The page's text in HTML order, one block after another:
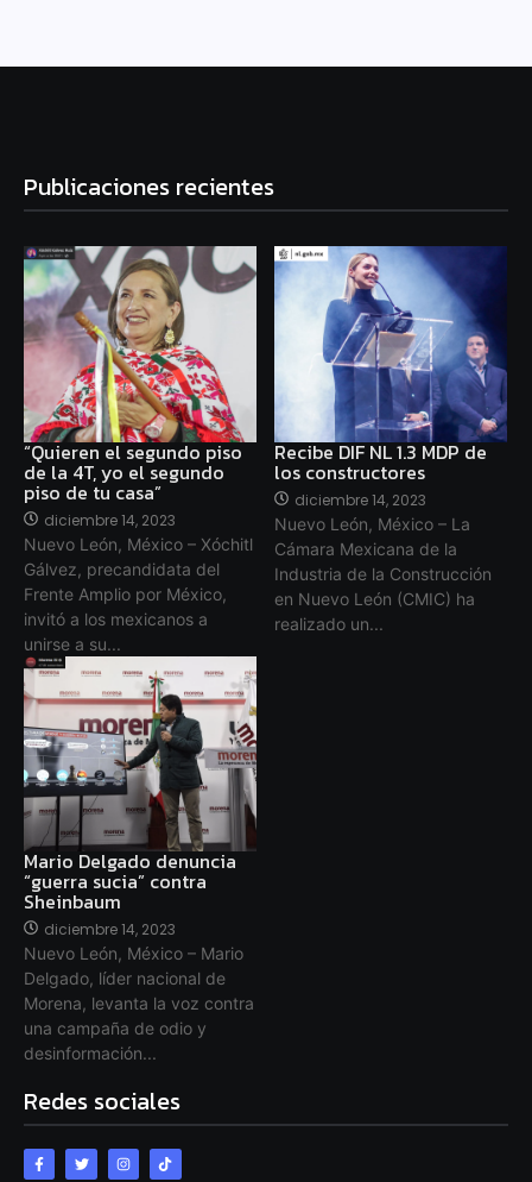
Publicaciones recientes
“Quieren el segundo piso
de la 4T, yo el segundo
piso de tu casa”
diciembre 14, 2023
Nuevo León, México – Xóchitl
Gálvez, precandidata del
Frente Amplio por México,
invitó a los mexicanos a
unirse a su...
Recibe DIF NL 1.3 MDP de
los constructores
diciembre 14, 2023
Nuevo León, México – La
Cámara Mexicana de la
Industria de la Construcción
en Nuevo León (CMIC) ha
realizado un...
Mario Delgado denuncia
“guerra sucia” contra
Sheinbaum
diciembre 14, 2023
Nuevo León, México – Mario
Delgado, líder nacional de
Morena, levanta la voz contra
una campaña de odio y
desinformación...
Redes sociales